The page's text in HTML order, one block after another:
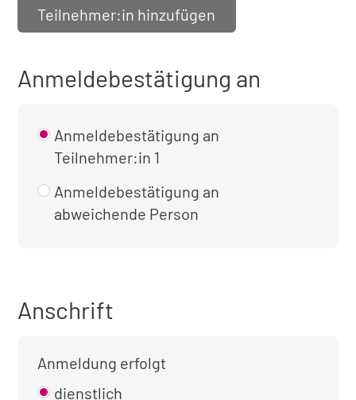
Teilnehmer:in hinzufügen
Anmeldebestätigung an
Anmeldebestätigung an
Teilnehmer:in 1
Anmeldebestätigung an
abweichende Person
Anschrift
Anmeldung erfolgt
dienstlich